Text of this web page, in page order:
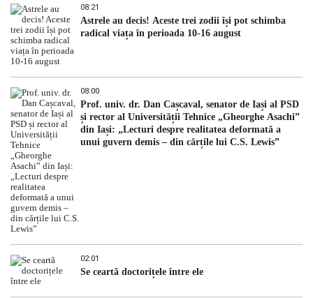
08:21
Astrele au decis! Aceste trei zodii își pot schimba
radical viața în perioada 10-16 august
08:00
Prof. univ. dr. Dan Cașcaval, senator de Iași al PSD
și rector al Universității Tehnice „Gheorghe Asachi”
din Iași: „Lecturi despre realitatea deformată a
unui guvern demis – din cărțile lui C.S. Lewis”
02:01
Se ceartă doctorițele între ele